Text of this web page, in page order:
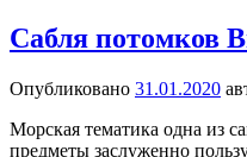
Сабля потомков
Опубликовано 31.01.2020
Морская тематика одна из
предметы заслуженно